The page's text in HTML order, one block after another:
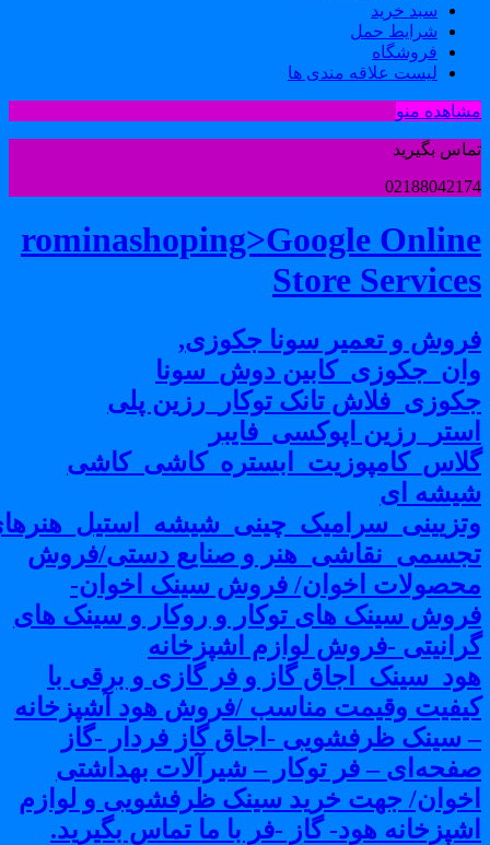
سبد خرید
شرایط حمل
فروشگاه
لیست علاقه مندی ها
منو
بگیرید
rominashoping>Google
Store
و تعمیر سونا جکوزی,
دوش_سونا
تانک توکار_رزین پلی
اپوکسی_فایبر
ای
و صنایع دستی/فروش
اخوان/ فروش سینک اخوان-
سینک های توکار و روکار و سینک های
-فروش لوازم اشپزخانه
گاز و فر گازی و برقی با
وقیمت مناسب /فروش هود آشپزخانه
سینک ظرفشویی -اجاق گاز فردار -گاز
– فر توکار – شیرآلات بهداشتی
جهت خرید سینک ظرفشویی و لوازم
هود- گاز -فر با ما تماس بگیرید.